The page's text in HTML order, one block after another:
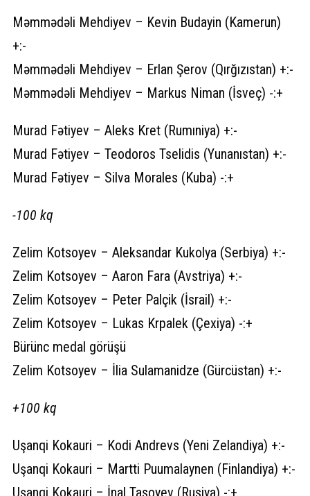
Məmmədəli Mehdiyev – Kevin Budayin (Kamerun)
+:-
Məmmədəli Mehdiyev – Erlan Şerov (Qırğızıstan) +:-
Məmmədəli Mehdiyev – Markus Niman (İsveç) -:+
Murad Fətiyev – Aleks Kret (Rumıniya) +:-
Murad Fətiyev – Teodoros Tselidis (Yunanıstan) +:-
Murad Fətiyev – Silva Morales (Kuba) -:+
-100 kq
Zelim Kotsoyev – Aleksandar Kukolya (Serbiya) +:-
Zelim Kotsoyev – Aaron Fara (Avstriya) +:-
Zelim Kotsoyev – Peter Palçik (İsrail) +:-
Zelim Kotsoyev – Lukas Krpalek (Çexiya) -:+
Bürünc medal görüşü
Zelim Kotsoyev – İlia Sulamanidze (Gürcüstan) +:-
+100 kq
Uşanqi Kokauri – Kodi Andrevs (Yeni Zelandiya) +:-
Uşanqi Kokauri – Martti Puumalaynen (Finlandiya) +:-
Uşanqi Kokauri – İnal Tasoyev (Rusiya) -:+